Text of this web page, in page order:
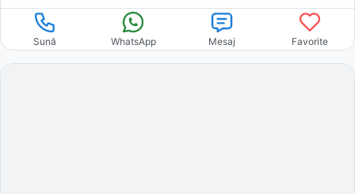
Sună WhatsApp Mesaj Favorite